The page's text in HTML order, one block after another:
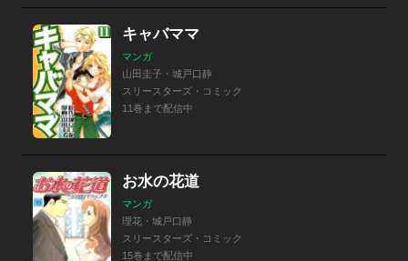
キャバママ
マンガ
山田圭子・城戸口静
スリースターズ・コミック
11巻まで配信中
お水の花道
マンガ
理花・城戸口静
スリースターズ・コミック
15巻まで配信中